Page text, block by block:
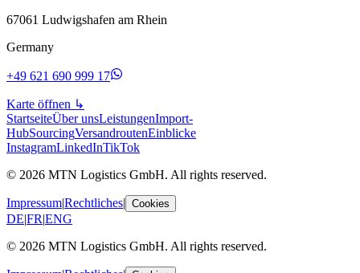
67061 Ludwigshafen am Rhein
Germany
+49 621 690 999 17
Karte öffnen ↳
StartseiteÜber unsLeistungenImport-
HubSourcingVersandroutenEinblicke
InstagramLinkedInTikTok
© 2026 MTN Logistics GmbH. All rights reserved.
Impressum|Rechtliches| Cookies
DE|FR|ENG
© 2026 MTN Logistics GmbH. All rights reserved.